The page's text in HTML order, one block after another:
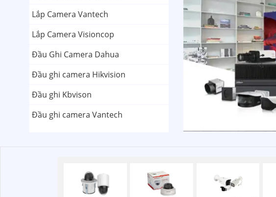
Lắp Camera Vantech
Lắp Camera Visioncop
Đầu Ghi Camera Dahua
Đầu ghi camera Hikvision
Đầu ghi Kbvison
Đầu ghi camera Vantech